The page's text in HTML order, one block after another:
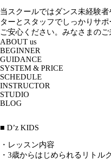
当スクールではダンス未経験
ターとスタッフでしっかりサ
ご安心ください。みなさまのご
ABOUT us
BEGINNER
GUIDANCE
SYSTEM & PRICE
SCHEDULE
INSTRUCTOR
STUDIO
BLOG
■ D’z KIDS
・レッスン内容
・3歳からはじめられるリトル